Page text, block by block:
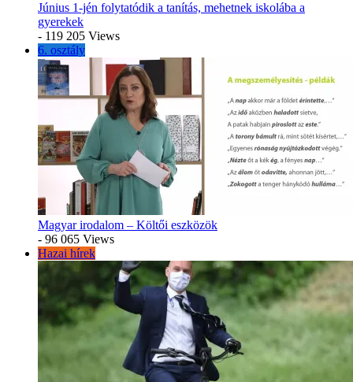
Június 1-jén folytatódik a tanítás, mehetnek iskolába a
gyerekek
- 119 205 Views
6. osztály
Magyar irodalom – Költői eszközök
- 96 065 Views
Hazai hírek